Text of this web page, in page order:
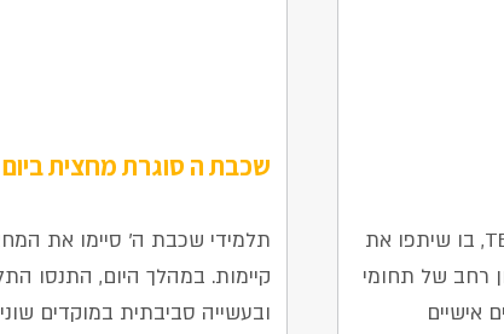
שכבת ה סוגרת מחצית ביום
​תלמידי שכבת ה' סיימו את
קיימות. במהלך היום, התנסו
ובעשייה סביבתית במוקדים
שכבת ו' קיימה בוקר הרצאות מרתק בסגנון TED, בו שיתפו את
רחב של תחומי
אישיים